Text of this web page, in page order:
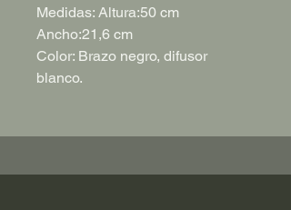
Medidas: Altura:50 cm
Ancho:21,6 cm
Color: Brazo negro, difusor
blanco.